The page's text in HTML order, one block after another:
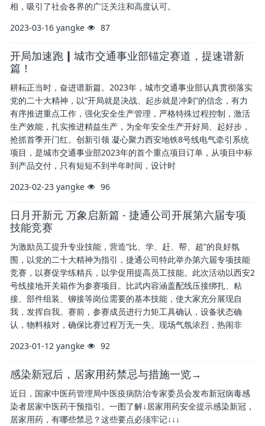
相，吸引了社会各界的广泛关注和高度认可。
2023-03-16 yangke 87
开局加速跑┃城市交通事业部锚定赛道，提速谱新
篇！
耕耘正当时，奋进谱新篇。2023年，城市交通事业部认真贯彻落实
党的二十大精神，以“开局就是决战、起步就是冲刺”的信念，有力
有序推进重点工作，强化安全生产管理，严格特殊过程控制，激活
生产效能，扎实推进精益生产，为全年安全生产开好局、起好步，
抢抓首季开门红。创新引领 凝心聚力西安地铁8号线电气牵引系统
项目，是城市交通事业部2023年的首个重点项目订单，从项目中标
到产品交付，只有短短不到半年时间，设计时
2023-02-23 yangke 96
日月开新元 万象启新篇 - 捷通公司开展第六届专项
技能竞赛
为激励员工提升专业技能，营造“比、学、赶、帮、超”的良好氛
围，以党的二十大精神为指引，捷通公司特此举办第六届专项技能
竞赛，以赛促学练精兵，以学促用提高员工技能。此次活动以西安2
号线接地开关箱作为参赛项目。比武内容涵盖配线压接绑扎、粘
接、部件组装、铆接等岗位需要的基本技能，使大家充分展现自
我，发挥自我。赛前，参赛成员进行力矩工具确认，设备状态确
认，物料核对，确保比赛过程万无一失。现场气氛浓烈，热闹非
2023-01-12 yangke 92
感染新冠后，居家用药禁忌与措施一览→
近日，国家中医药管理局中医疫病防治专家委员会发布新冠病毒感
染者居家中医药干预指引。一图了解↓居家用药安全提示感染新冠，
居家用药，有哪些禁忌？这些要点必须牢记↓↓↓